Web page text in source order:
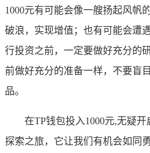
1000元有可能会像一艘扬起风帆
破浪，实现增值；也有可能会遭
行投资之前，一定要做好充分的
前做好充分的准备一样，不要盲
品。
在TP钱包投入1000元,无疑
探索之旅，它让我们有机会如同